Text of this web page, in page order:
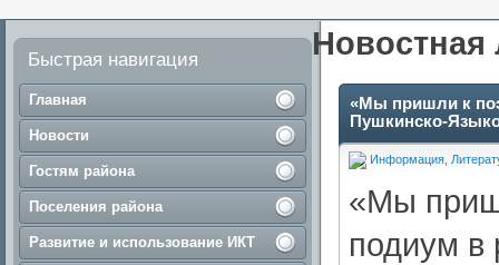
Быстрая навигация
Главная
Новости
Гостям района
Поселения района
Развитие и использование ИКТ
Новостная
«Мы пришли к
Пушкинско-
Информация
«Мы
подиум в